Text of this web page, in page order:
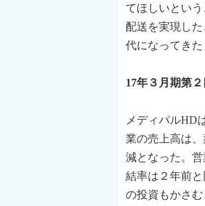
てほしいとい
配送を実現し
代になってきた
17年３月期第
メディパルHD
業の売上高は
減となった。
結率は２年前
の投資もかさ